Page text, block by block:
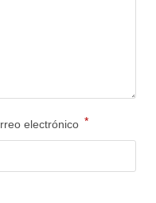
electrónico *